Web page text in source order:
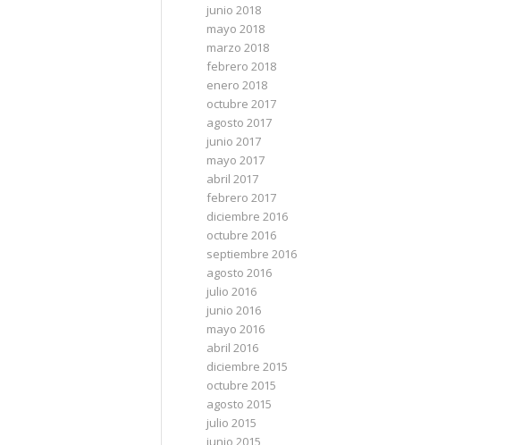
junio 2018
mayo 2018
marzo 2018
febrero 2018
enero 2018
octubre 2017
agosto 2017
junio 2017
mayo 2017
abril 2017
febrero 2017
diciembre 2016
octubre 2016
septiembre 2016
agosto 2016
julio 2016
junio 2016
mayo 2016
abril 2016
diciembre 2015
octubre 2015
agosto 2015
julio 2015
junio 2015